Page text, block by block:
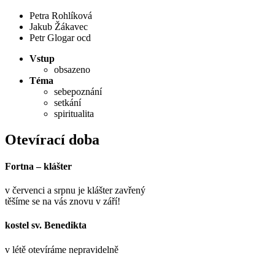
Petra Rohlíková
Jakub Žákavec
Petr Glogar ocd
Vstup
obsazeno
Téma
sebepoznání
setkání
spiritualita
Otevírací doba
Fortna – klášter
v červenci a srpnu je klášter zavřený
těšíme se na vás znovu v září!
kostel sv. Benedikta
v létě otevíráme nepravidelně